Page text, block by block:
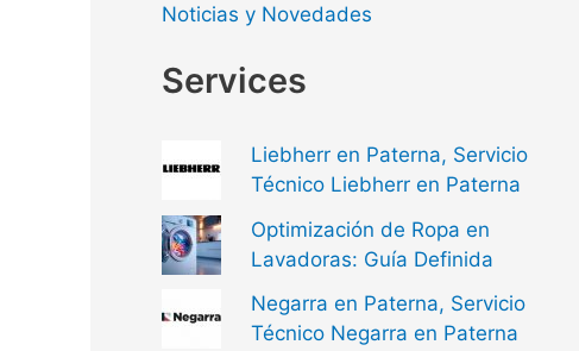
Noticias y Novedades
Services
Liebherr en Paterna, Servicio
Técnico Liebherr en Paterna
Optimización de Ropa en
Lavadoras: Guía Definida
Negarra en Paterna, Servicio
Técnico Negarra en Paterna